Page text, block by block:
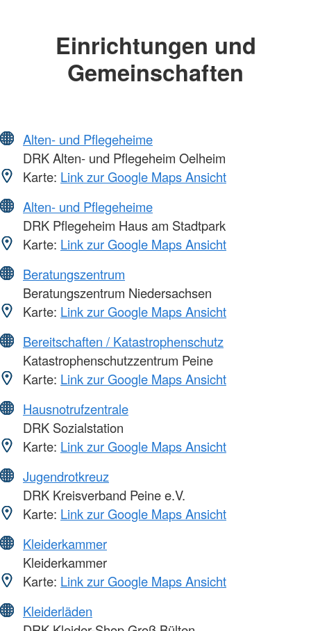
Einrichtungen und
Gemeinschaften
Alten- und Pflegeheime
DRK Alten- und Pflegeheim Oelheim
Karte: Link zur Google Maps Ansicht
Alten- und Pflegeheime
DRK Pflegeheim Haus am Stadtpark
Karte: Link zur Google Maps Ansicht
Beratungszentrum
Beratungszentrum Niedersachsen
Karte: Link zur Google Maps Ansicht
Bereitschaften / Katastrophenschutz
Katastrophenschutzzentrum Peine
Karte: Link zur Google Maps Ansicht
Hausnotrufzentrale
DRK Sozialstation
Karte: Link zur Google Maps Ansicht
Jugendrotkreuz
DRK Kreisverband Peine e.V.
Karte: Link zur Google Maps Ansicht
Kleiderkammer
Kleiderkammer
Karte: Link zur Google Maps Ansicht
Kleiderläden